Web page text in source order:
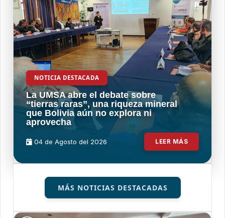
NOTICIA DESTACADA
La UMSA abre el debate sobre
“tierras raras”, una riqueza mineral
que Bolivia aún no explora ni
aprovecha
04 de Agosto del 2026 LEER MÁS
MÁS NOTICIAS DESTACADAS